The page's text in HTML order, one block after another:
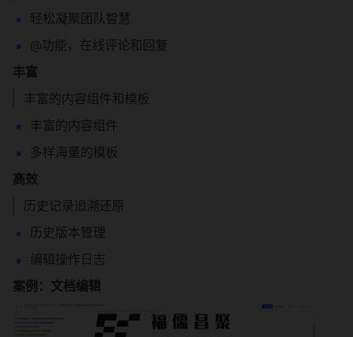
轻松凝聚团队智慧
@功能，在线评论和回复
丰富
丰富的内容组件和模板
丰富的内容组件
多样海量的模板
高效
历史记录追溯还原
历史版本管理
编辑操作日志
案例：文档编辑